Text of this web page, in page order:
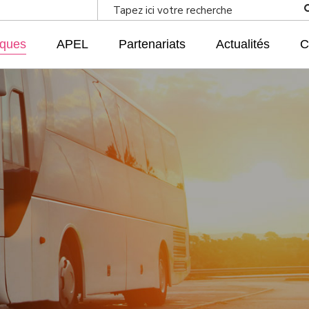
rentrée
APEL Partenariats Actualités